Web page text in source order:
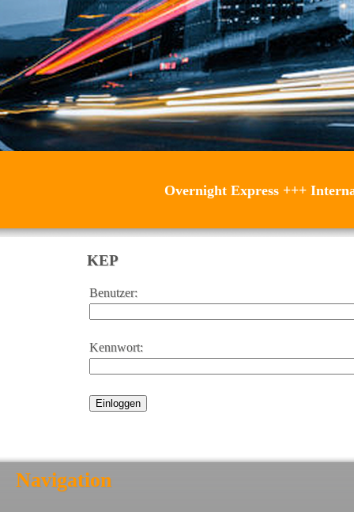
Overnight Express+++
KEP
Benutzer:
Kennwort:
Navigation